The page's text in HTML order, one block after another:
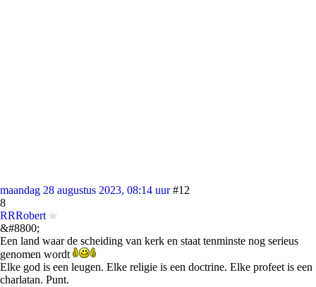
maandag 28 augustus 2023, 08:14 uur #12
8
RRRobert
&#8800;
Een land waar de scheiding van kerk en staat tenminste nog serieus
genomen wordt
Elke god is een leugen. Elke religie is een doctrine. Elke profeet is een
charlatan. Punt.